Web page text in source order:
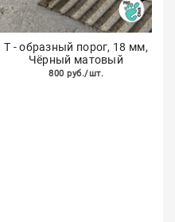
Т - образный порог, 18 мм,
Чёрный матовый
800 руб./шт.